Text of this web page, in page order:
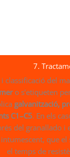
7.
classificació del
o s’etiqueten
galvanització,
C1–C5. En els
del granallado
que
el temps de